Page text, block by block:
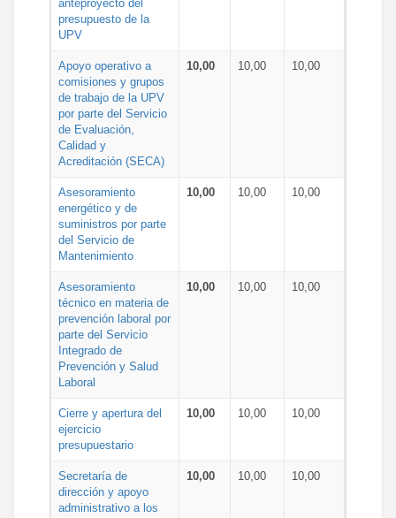
anteproyecto del
presupuesto de la
UPV
Apoyo operativo a
comisiones y grupos
de trabajo de la UPV
por parte del Servicio
de Evaluación,
Calidad y
Acreditación (SECA)
10,00 10,00 10,00
Asesoramiento
energético y de
suministros por parte
del Servicio de
Mantenimiento
10,00 10,00 10,00
Asesoramiento
técnico en materia de
prevención laboral por
parte del Servicio
Integrado de
Prevención y Salud
Laboral
10,00 10,00 10,00
Cierre y apertura del
ejercicio
presupuestario
10,00 10,00 10,00
Secretaría de
dirección y apoyo
administrativo a los
10,00 10,00 10,00